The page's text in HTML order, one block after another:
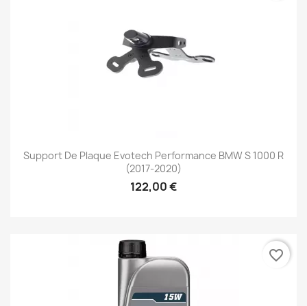
Support De Plaque Evotech Performance BMW S 1000 R
(2017-2020)
122,00 €
favorite_border